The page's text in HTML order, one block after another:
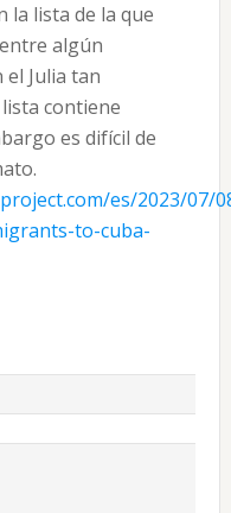
la lista de la que
algún
Julia tan
contiene
es difícil de
es/2023/07/
to-cuba-